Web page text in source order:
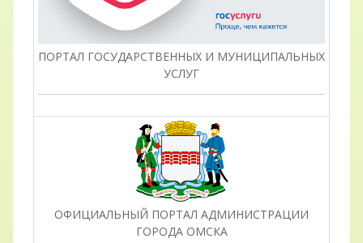
ПОРТАЛ ГОСУДАРСТВЕННЫХ И МУНИЦИПАЛЬНЫХ
УСЛУГ
ОФИЦИАЛЬНЫЙ ПОРТАЛ АДМИНИСТРАЦИИ
ГОРОДА ОМСКА